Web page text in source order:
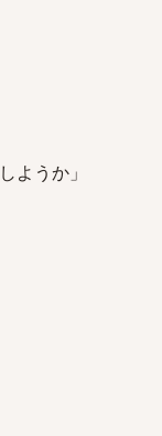
ようか」